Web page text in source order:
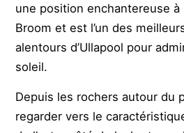
une position enchantereuse à
Broom et est l’un des
alentours d’Ullapool pour
soleil.
Depuis les rochers autour du
regarder vers le